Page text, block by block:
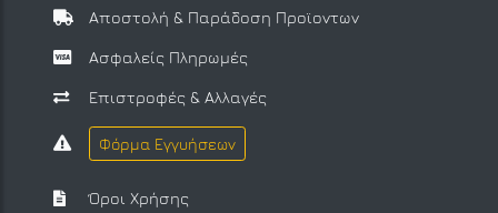
Αποστολή & Παράδοση Προϊοντων
Ασφαλείς Πληρωμές
Επιστροφές & Αλλαγές
Φόρμα Εγγυήσεων
Όροι Χρήσης